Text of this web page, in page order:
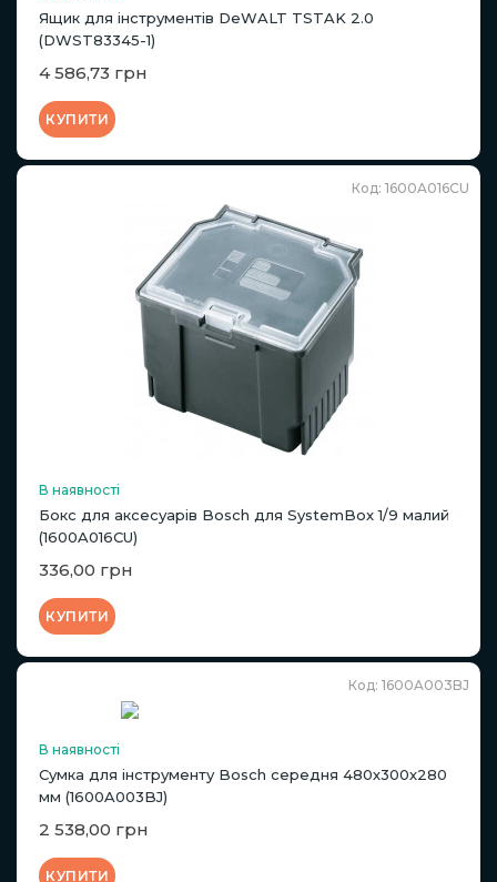
Ящик для інструментів DeWALT TSTAK 2.0
(DWST83345-1)
4 586,73 грн
КУПИТИ
Код: 1600A016CU
В наявності
Бокс для аксесуарів Bosch для SystemBox 1/9 малий
(1600A016CU)
336,00 грн
КУПИТИ
Код: 1600A003BJ
В наявності
Сумка для інструменту Bosch середня 480х300х280
мм (1600A003BJ)
2 538,00 грн
КУПИТИ